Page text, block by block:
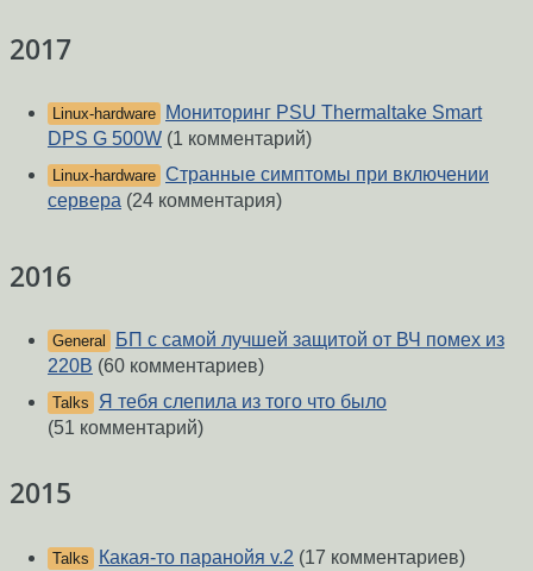
2017
Linux-hardware
Мониторинг PSU Thermaltake Smart
DPS G 500W (1 комментарий)
Linux-hardware Странные симптомы при включении
сервера (24 комментария)
2016
General
БП с самой лучшей защитой от ВЧ помех из
220В (60 комментариев)
Talks
Я тебя слепила из того что было
(51 комментарий)
2015
Talks Какая-то паранойя v.2 (17 комментариев)